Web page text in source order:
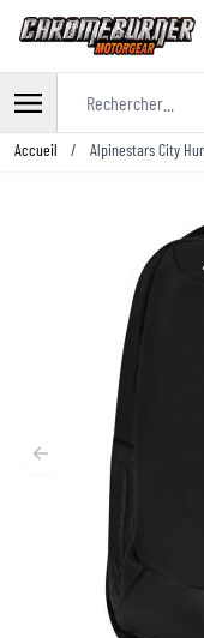
Allez au contenu
Accueil / Alpinestars City